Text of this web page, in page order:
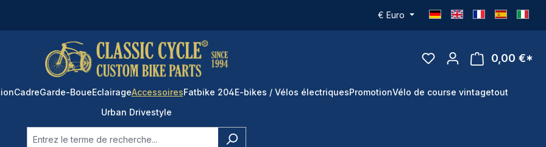
€ Euro
0,00 €*
CadreGarde-BoueEclairageAccessoiresFatbike 204E-bikes / Vélos électriquesPromotionVélo de course vintagetout
Urban Drivestyle